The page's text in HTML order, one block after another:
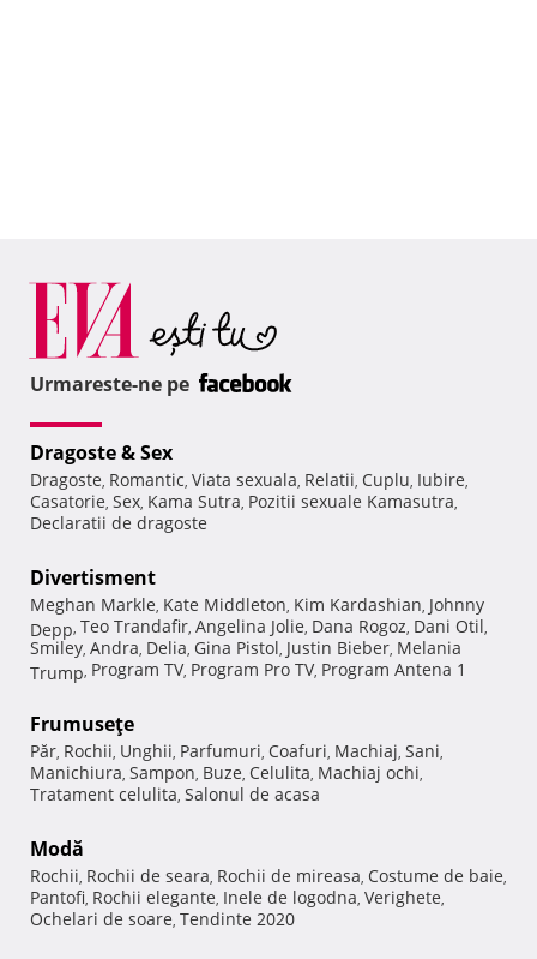
Urmareste-ne pe
Dragoste & Sex
Dragoste, Romantic, Viata sexuala, Relatii, Cuplu, Iubire,
Casatorie, Sex, Kama Sutra, Pozitii sexuale Kamasutra,
Declaratii de dragoste
Divertisment
Meghan Markle, Kate Middleton, Kim Kardashian, Johnny
Depp, Teo Trandafir, Angelina Jolie, Dana Rogoz, Dani Otil,
Smiley, Andra, Delia, Gina Pistol, Justin Bieber, Melania
Trump, Program TV, Program Pro TV, Program Antena 1
Frumuseţe
Păr, Rochii, Unghii, Parfumuri, Coafuri, Machiaj, Sani,
Manichiura, Sampon, Buze, Celulita, Machiaj ochi,
Tratament celulita, Salonul de acasa
Modă
Rochii, Rochii de seara, Rochii de mireasa, Costume de baie,
Pantofi, Rochii elegante, Inele de logodna, Verighete,
Ochelari de soare, Tendinte 2020